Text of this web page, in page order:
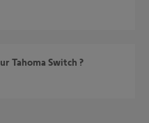
Tahoma Switch ?